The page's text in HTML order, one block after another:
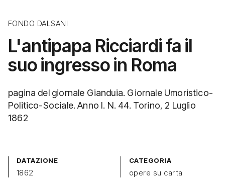
FONDO DALSANI
L'antipapa Ricciardi fa il
suo ingresso in Roma
pagina del giornale Gianduia. Giornale Umoristico-
Politico-Sociale. Anno I. N. 44. Torino, 2 Luglio
1862
DATAZIONE
1862
CATEGORIA
opere su carta